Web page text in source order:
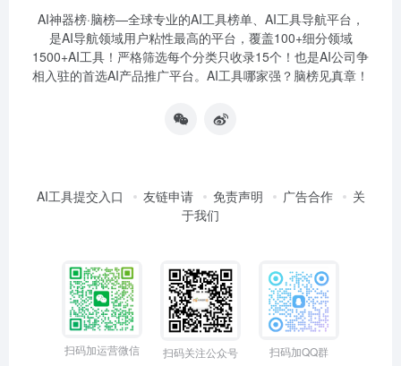
AI神器榜·脑榜—全球专业的AI工具榜单、AI工具导航平台，
是AI导航领域用户粘性最高的平台，覆盖100+细分领域
1500+AI工具！严格筛选每个分类只收录15个！也是AI公司争
相入驻的首选AI产品推广平台。AI工具哪家强？脑榜见真章！
AI工具提交入口 友链申请 免责声明 广告合作
关
于我们
扫码加运营微信 扫码关注公众号 扫码加QQ群